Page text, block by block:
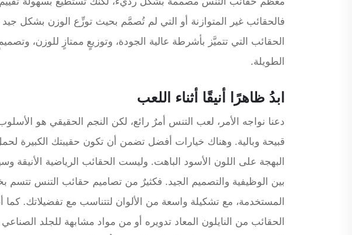
فالحقائب غير المتوازنة أو التي لم تُصمَّم بحيث توزِّع الوزن بشكل
الحقائب التي تتميَّز بأشرطة عالية الجودة، وتوزيعٍ ممتازٍ
الطويلة.
ابدُ ظاهرًا أنيقًا أثناء اللعب
دعنا نواجه الأمر، لعب التنس أمرٌ رائع، لكن النجم الحقيقي هو
قبيحة وبالية. وهناك خيارات أفضل تضمن أن تكون حقيبتك
البهجة على اللون الأسود الباهت. وليست الحقائب الرياضية الأنيقة
بين الوظيفية والتصميم الجيد. فكثيرٌ من تصاميم حقائب التنس
المستخدمة، مع تشكيلة واسعة من الألوان لتتناسب مع تفضيلاتك.